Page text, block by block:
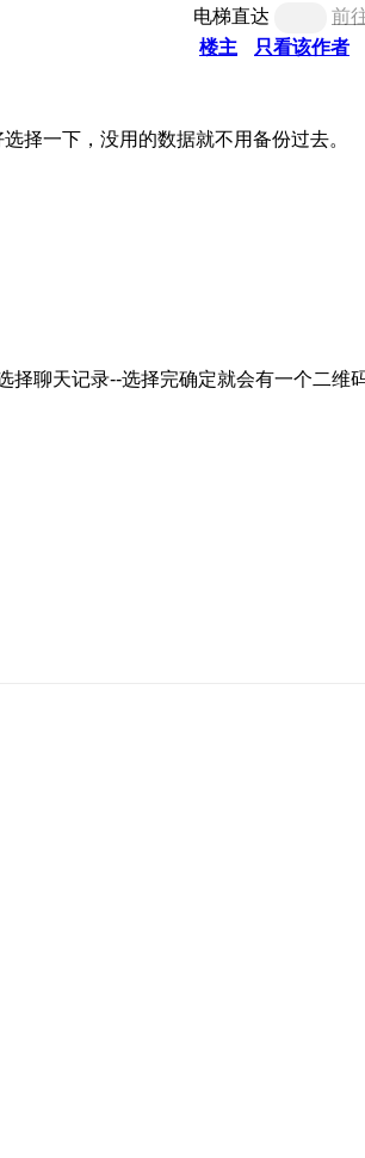
电梯直达
前
楼主
只看该作者
择一下，没用的数据就不用备份过去。
择聊天记录--选择完确定就会有一个二维